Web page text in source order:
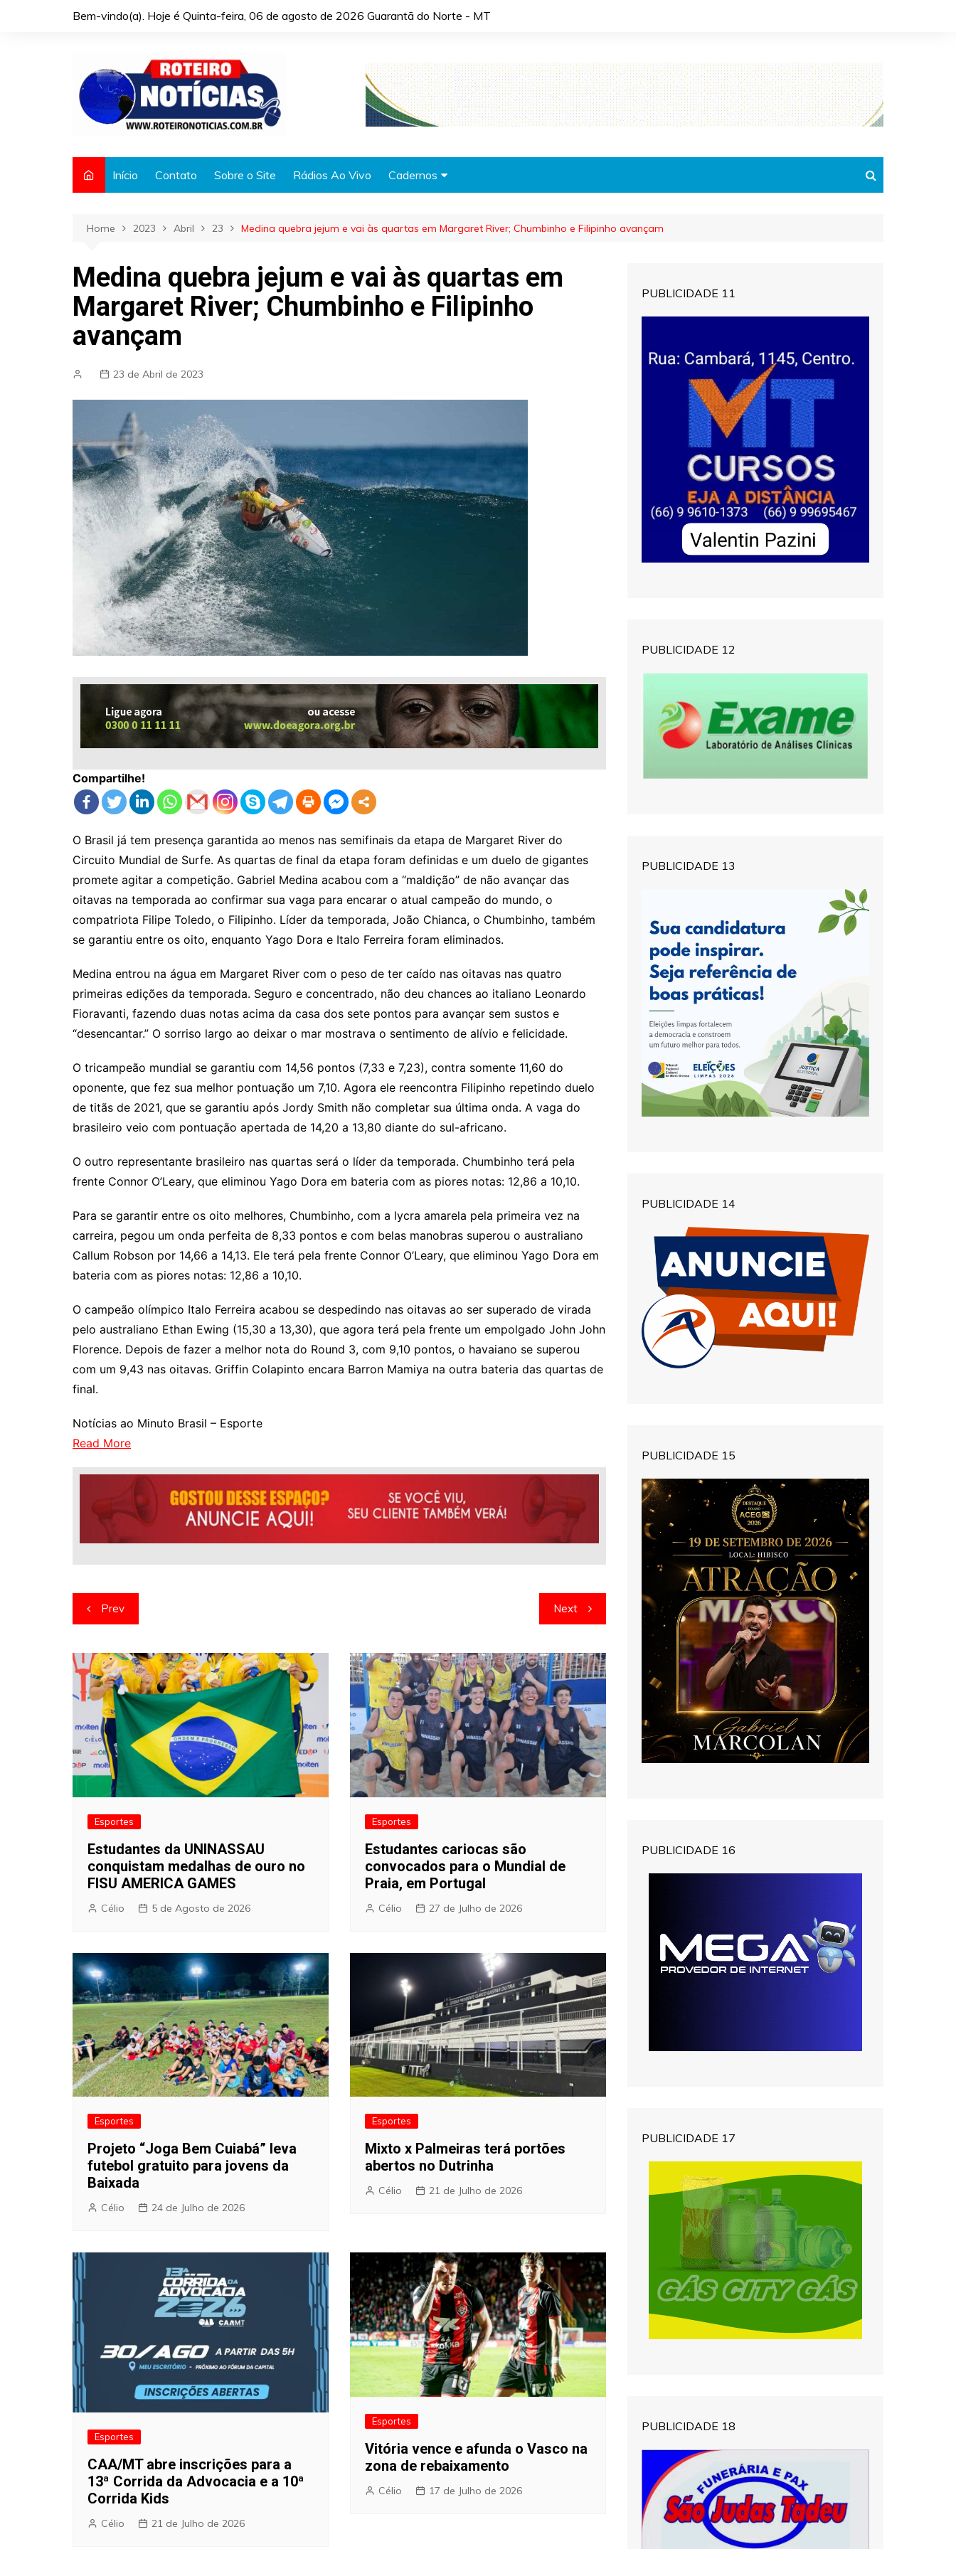
Bem-vindo(a). Hoje é Quinta-feira, 06 de agosto de 2026 Guarantã do Norte - MT
Início Contato Sobre o Site Rádios Ao Vivo Cadernos
Automóveis
Cidades
Cultura
Justiça
Política
Saúde
Home 2023 Abril 23 Medina quebra jejum e vai às quartas em Margaret River; Chumbinho e Filipinho avançam
Medina quebra jejum e vai às quartas em
Margaret River; Chumbinho e Filipinho
avançam
23 de Abril de 2023
Compartilhe!
O Brasil já tem presença garantida ao menos nas semifinais da etapa de Margaret River do
Circuito Mundial de Surfe. As quartas de final da etapa foram definidas e um duelo de gigantes
promete agitar a competição. Gabriel Medina acabou com a “maldição” de não avançar das
oitavas na temporada ao confirmar sua vaga para encarar o atual campeão do mundo, o
compatriota Filipe Toledo, o Filipinho. Líder da temporada, João Chianca, o Chumbinho, também
se garantiu entre os oito, enquanto Yago Dora e Italo Ferreira foram eliminados.
Medina entrou na água em Margaret River com o peso de ter caído nas oitavas nas quatro
primeiras edições da temporada. Seguro e concentrado, não deu chances ao italiano Leonardo
Fioravanti, fazendo duas notas acima da casa dos sete pontos para avançar sem sustos e
“desencantar.” O sorriso largo ao deixar o mar mostrava o sentimento de alívio e felicidade.
O tricampeão mundial se garantiu com 14,56 pontos (7,33 e 7,23), contra somente 11,60 do
oponente, que fez sua melhor pontuação um 7,10. Agora ele reencontra Filipinho repetindo duelo
de titãs de 2021, que se garantiu após Jordy Smith não completar sua última onda. A vaga do
brasileiro veio com pontuação apertada de 14,20 a 13,80 diante do sul-africano.
O outro representante brasileiro nas quartas será o líder da temporada. Chumbinho terá pela
frente Connor O’Leary, que eliminou Yago Dora em bateria com as piores notas: 12,86 a 10,10.
Para se garantir entre os oito melhores, Chumbinho, com a lycra amarela pela primeira vez na
carreira, pegou um onda perfeita de 8,33 pontos e com belas manobras superou o australiano
Callum Robson por 14,66 a 14,13. Ele terá pela frente Connor O’Leary, que eliminou Yago Dora em
bateria com as piores notas: 12,86 a 10,10.
O campeão olímpico Italo Ferreira acabou se despedindo nas oitavas ao ser superado de virada
pelo australiano Ethan Ewing (15,30 a 13,30), que agora terá pela frente um empolgado John John
Florence. Depois de fazer a melhor nota do Round 3, com 9,10 pontos, o havaiano se superou
com um 9,43 nas oitavas. Griffin Colapinto encara Barron Mamiya na outra bateria das quartas de
final.
Notícias ao Minuto Brasil – Esporte
Read More
Navegação
de
artigos
Prev Next
Esportes
Estudantes da UNINASSAU
conquistam medalhas de ouro no
FISU AMERICA GAMES
Célio 5 de Agosto de 2026
Esportes
Estudantes cariocas são
convocados para o Mundial de
Praia, em Portugal
Célio 27 de Julho de 2026
Esportes
Projeto “Joga Bem Cuiabá” leva
futebol gratuito para jovens da
Baixada
Célio 24 de Julho de 2026
Esportes
Mixto x Palmeiras terá portões
abertos no Dutrinha
Célio 21 de Julho de 2026
Esportes
CAA/MT abre inscrições para a
13ª Corrida da Advocacia e a 10ª
Corrida Kids
Célio 21 de Julho de 2026
Esportes
Vitória vence e afunda o Vasco na
zona de rebaixamento
Célio 17 de Julho de 2026
PUBLICIDADE 11
PUBLICIDADE 12
PUBLICIDADE 13
PUBLICIDADE 14
PUBLICIDADE 15
PUBLICIDADE 16
PUBLICIDADE 17
PUBLICIDADE 18